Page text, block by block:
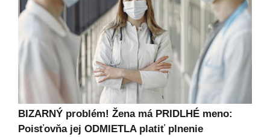
BIZARNÝ problém! Žena má PRIDLHÉ meno:
Poisťovňa jej ODMIETLA platiť plnenie